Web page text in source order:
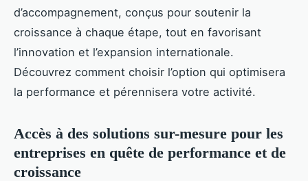
d’accompagnement, conçus pour soutenir la
croissance à chaque étape, tout en favorisant
l’innovation et l’expansion internationale.
Découvrez comment choisir l’option qui optimisera
la performance et pérennisera votre activité.
Accès à des solutions sur-mesure pour les
entreprises en quête de performance et de
croissance